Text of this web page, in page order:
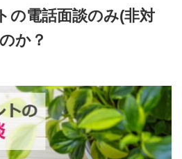
の電話面談のみ(非対
か？